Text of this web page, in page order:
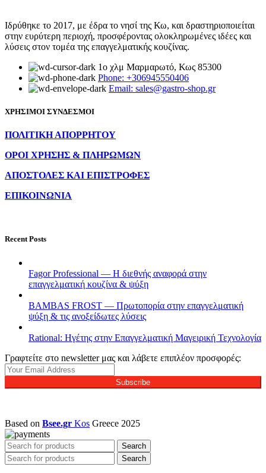
Ιδρύθηκε το 2017, με έδρα το νησί της Κω, και δραστηριοποιείται
στην ευρύτερη περιοχή, προσφέροντας ολοκληρωμένες ιδέες και
λύσεις στον τομέα της επαγγελματικής κουζίνας.
1ο χλμ Μαρμαρωτό, Κως 85300
Phone: +306945550406
Email: sales@gastro-shop.gr
ΧΡΗΣΙΜΟΙ ΣΥΝΔΕΣΜΟΙ
ΠΟΛΙΤΙΚΗ ΑΠΟΡΡΗΤΟΥ
ΟΡΟΙ ΧΡΗΣΗΣ & ΠΛΗΡΩΜΩΝ
ΑΠΟΣΤΟΛΕΣ ΚΑΙ ΕΠΙΣΤΡΟΦΕΣ
ΕΠΙΚΟΙΝΩΝΙΑ
Recent Posts
Fagor Professional — Η διεθνής αναφορά στην
επαγγελματική κουζίνα & ψύξη
BAMBAS FROST — Πρωτοπορία στην επαγγελματική
ψύξη & τις ανοξείδωτες λύσεις
Rational: Ηγέτης στην Επαγγελματική Μαγειρική Τεχνολογία
Γραφτείτε στο newsletter μας και λάβετε επιπλέον προσφορές:
Subscribe
Based on Bsee.gr Kos Greece 2025
Search
Search